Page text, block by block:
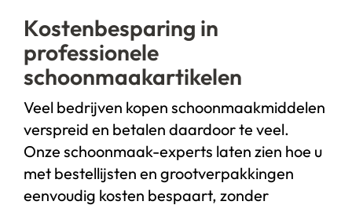
Kostenbesparing in
professionele
schoonmaakartikelen
Veel bedrijven kopen schoonmaakmiddelen
verspreid en betalen daardoor te veel.
Onze schoonmaak-experts laten zien hoe u
met bestellijsten en grootverpakkingen
eenvoudig kosten bespaart, zonder